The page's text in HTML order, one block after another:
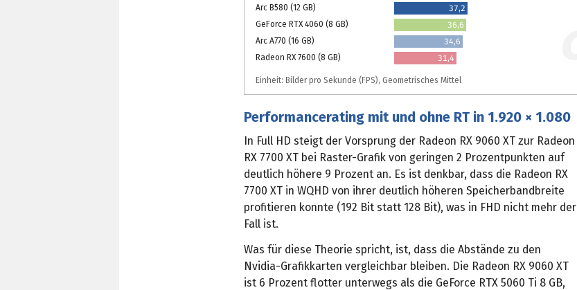
Arc B580 (12 GB)
37,2
GeForce RTX 4060 (8 GB)
36,6
Arc A770 (16 GB)
34,6
Radeon RX 7600 (8 GB)
31,4
Einheit: Bilder pro Sekunde (FPS), Geometrisches Mittel
Performancerating mit und ohne RT in 1.920 × 1.080
In Full HD steigt der Vorsprung der Radeon RX 9060 XT zur Radeon
RX 7700 XT bei Raster-Grafik von geringen 2 Prozentpunkten auf
deutlich höhere 9 Prozent an. Es ist denkbar, dass die Radeon RX
7700 XT in WQHD von ihrer deutlich höheren Speicherbandbreite
profitieren konnte (192 Bit statt 128 Bit), was in FHD nicht mehr der
Fall ist.
Was für diese Theorie spricht, ist, dass die Abstände zu den
Nvidia-Grafikkarten vergleichbar bleiben. Die Radeon RX 9060 XT
ist 6 Prozent flotter unterwegs als die GeForce RTX 5060 Ti 8 GB,